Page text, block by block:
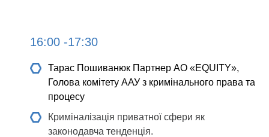
16:00 -17:30
Тарас Пошиванюк Партнер АО «EQUITY»,
Голова комітету ААУ з кримінального права та
процесу
Криміналізація приватної сфери як
законодавча тенденція.